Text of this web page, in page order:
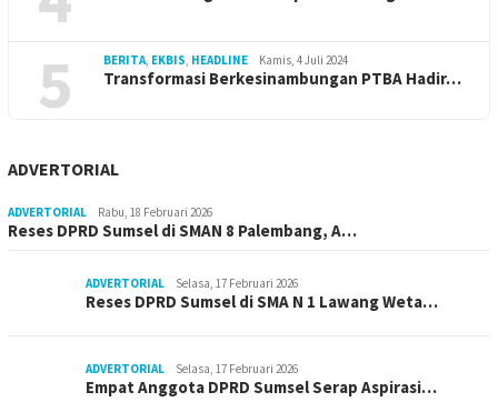
5 BERITA, EKBIS, HEADLINE Kamis, 4 Juli 2024
Transformasi Berkesinambungan PTBA Hadir…
ADVERTORIAL
ADVERTORIAL Rabu, 18 Februari 2026
Reses DPRD Sumsel di SMAN 8 Palembang, A…
ADVERTORIAL Selasa, 17 Februari 2026
Reses DPRD Sumsel di SMA N 1 Lawang Weta…
ADVERTORIAL Selasa, 17 Februari 2026
Empat Anggota DPRD Sumsel Serap Aspirasi…